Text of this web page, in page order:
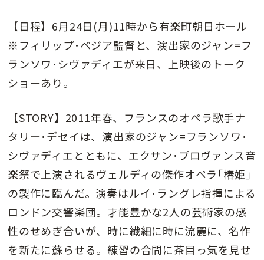
【日程】6月24日(月)11時から有楽町朝日ホール
※フィリップ･ベジア監督と、演出家のジャン=フ
ランソワ･シヴァディエが来日、上映後のトーク
ショーあり。
【STORY】2011年春、フランスのオペラ歌手ナ
タリー･デセイは、演出家のジャン=フランソワ･
シヴァディエとともに、エクサン･プロヴァンス音
楽祭で上演されるヴェルディの傑作オペラ｢椿姫｣
の製作に臨んだ。演奏はルイ･ラングレ指揮による
ロンドン交響楽団。才能豊かな2人の芸術家の感
性のせめぎ合いが、時に繊細に時に流麗に、名作
を新たに蘇らせる。練習の合間に茶目っ気を見せ